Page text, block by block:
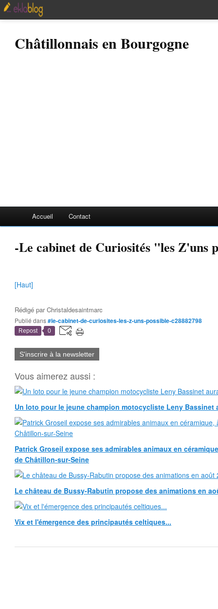
Châtillonnais en Bourgogne
Accueil Contact
-Le cabinet de Curiosités "les Z'uns
[Haut]
Rédigé parChristaldesaintmarc
Publié dans#le-cabinet-de-curiosites-les-z-uns-possible-c28882798
Repost 0
S'inscrire à la newsletter
Vous aimerez aussi :
Un loto pour le jeune champion motocycliste Leny Bassinet
Patrick Groseil expose ses admirables animaux en
de Châtillon-sur-Seine
Le château de Bussy-Rabutin propose des animations en
Vix et l'émergence des principautés celtiques...